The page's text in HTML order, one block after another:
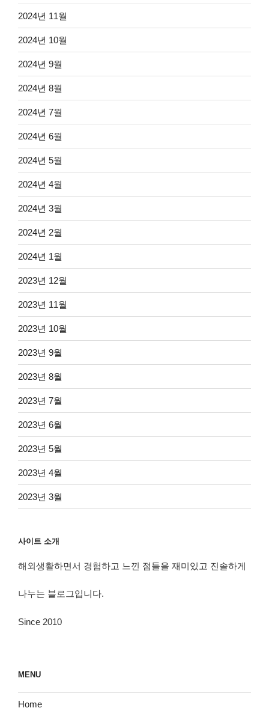
2024년 11월
2024년 10월
2024년 9월
2024년 8월
2024년 7월
2024년 6월
2024년 5월
2024년 4월
2024년 3월
2024년 2월
2024년 1월
2023년 12월
2023년 11월
2023년 10월
2023년 9월
2023년 8월
2023년 7월
2023년 6월
2023년 5월
2023년 4월
2023년 3월
사이트 소개
해외생활하면서 경험하고 느낀 점들을 재미있고 진솔하게
나누는 블로그입니다.
Since 2010
MENU
Home